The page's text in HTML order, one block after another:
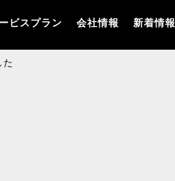
ビスプラン 会社情報 新着情報
た